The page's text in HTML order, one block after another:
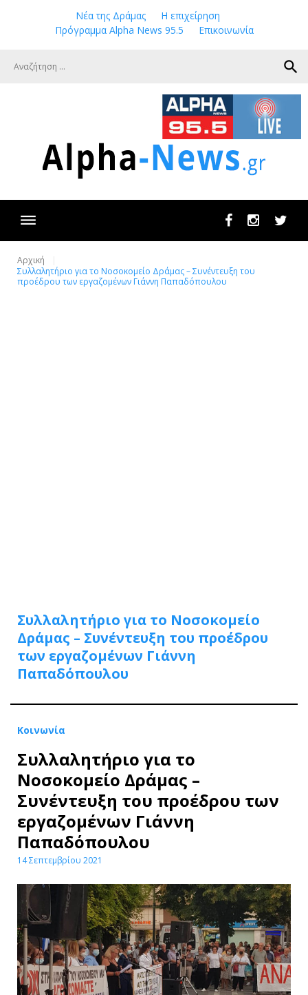
Νέα της Δράμας
Η επιχείρηση
Πρόγραμμα Alpha News 95.5
Επικοινωνία
search
FacebookInstagram
Αρχική
Συλλαλητήριο για το Νοσοκομείο Δράμας – Συνέντευξη του
προέδρου των εργαζομένων Γιάννη Παπαδόπουλου
Συλλαλητήριο για το Νοσοκομείο
Δράμας – Συνέντευξη του προέδρου
των εργαζομένων Γιάννη
Παπαδόπουλου
Κοινωνία
Συλλαλητήριο για το
Νοσοκομείο Δράμας –
Συνέντευξη του προέδρου των
εργαζομένων Γιάννη
Παπαδόπουλου
14 Σεπτεμβρίου 2021